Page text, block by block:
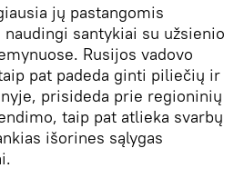
jų pastangomis
santykiai su užsienio
Rusijos vadovo
pat padeda ginti piliečių ir
prisideda prie regioninių
taip pat atlieka svarbų
išorines sąlygas